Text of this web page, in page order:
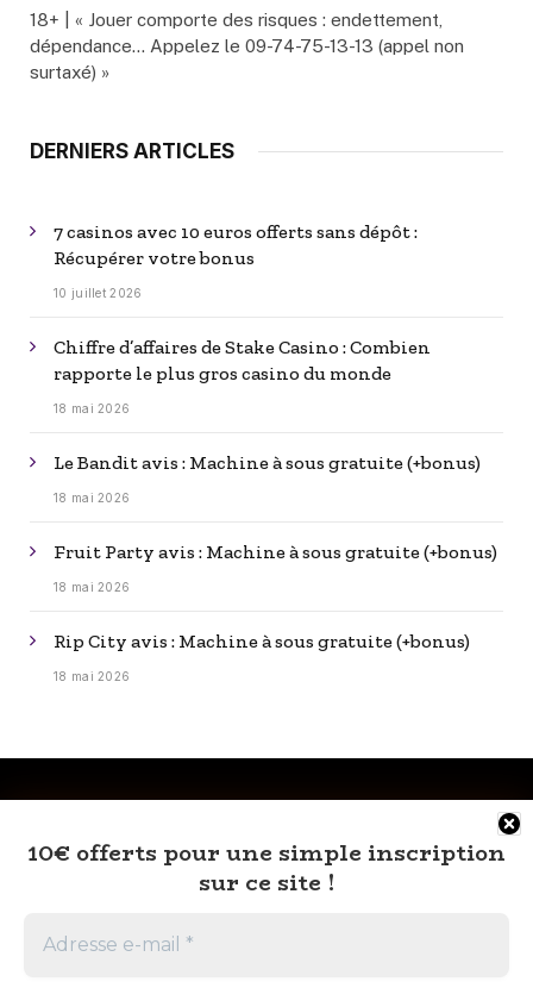
10€ offerts pour une simple inscription
sur ce site !
18+ | « Jouer comporte des risques : endettement,
dépendance… Appelez le 09-74-75-13-13 (appel non
surtaxé) »
DERNIERS ARTICLES
7 casinos avec 10 euros offerts sans dépôt :
Récupérer votre bonus
10 juillet 2026
Chiffre d’affaires de Stake Casino : Combien
rapporte le plus gros casino du monde
18 mai 2026
Le Bandit avis : Machine à sous gratuite (+bonus)
18 mai 2026
Fruit Party avis : Machine à sous gratuite (+bonus)
18 mai 2026
Rip City avis : Machine à sous gratuite (+bonus)
18 mai 2026